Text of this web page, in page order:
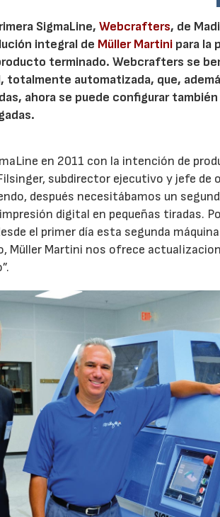
SigmaLine,Webcrafters, de
integral de Müller Martini para la
terminado. Webcrafters se
totalmente automatizada, que,
ahora se puede configurar
en 2011 con la intención de
subdirector ejecutivo y jefe de
después necesitábamos un
digital en pequeñas tiradas.
el primer día esta segunda
Müller Martini nos ofrece
22/07/